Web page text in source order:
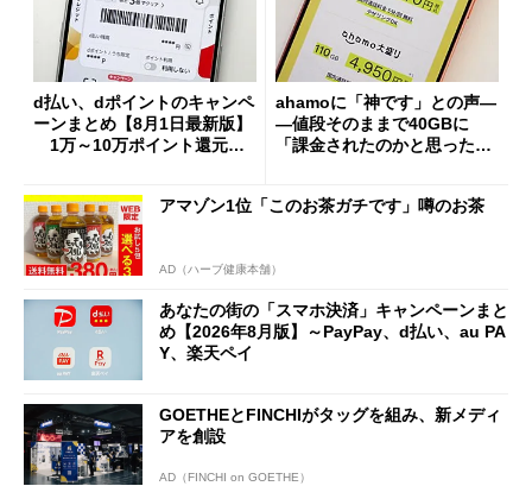
d払い、dポイントのキャンペ
ーンまとめ【8月1日最新版】
1万～10万ポイント還元の
ahamoに「神です」との声―
―値段そのままで40GBに
「課金されたのかと思った」
アマゾン1位「このお茶ガチです」噂のお茶
AD（ハーブ健康本舗）
あなたの街の「スマホ決済」キャンペーンまと
め【2026年8月版】～PayPay、d払い、au PA
Y、楽天ペイ
GOETHEとFINCHIがタッグを組み、新メディ
アを創設
AD（FINCHI on GOETHE）